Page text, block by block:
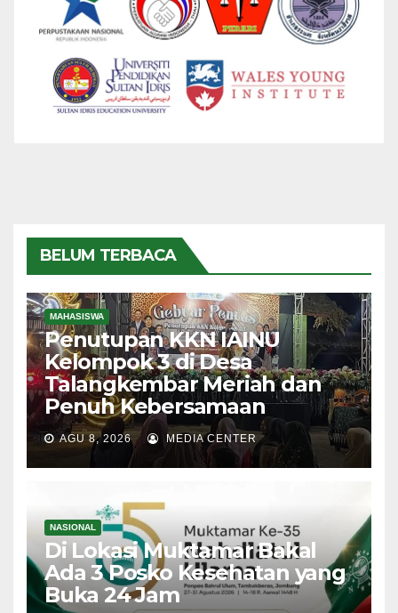
BELUM TERBACA
MAHASISWA
Penutupan KKN IAINU
Kelompok 3 di Desa
Talangkembar Meriah dan
Penuh Kebersamaan
AGU 8, 2026 MEDIA CENTER
NASIONAL
Di Lokasi Muktamar Bakal
Ada 3 Posko Kesehatan yang
Buka 24 Jam